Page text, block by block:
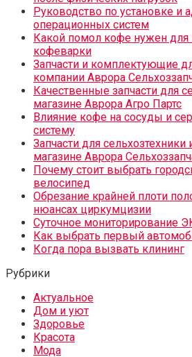
Руководство по установке и
операционных систем
Какой помол кофе нужен для
кофеварки
Запчасти и комплектующие
компании Аврора
Качественные запчасти для
магазине Аврора Агро Партс
Влияние кофе на сосуды и
систему
Запчасти для
магазине Аврора
Почему стоит выбрать
велосипед
Обрезание крайней плоти
нюансах циркумцизии
Суточное мониторирование
Как выбрать первый
Когда пора вызвать клининг
Рубрики
Актуальное
Дом и уют
Здоровье
Красота
Мода